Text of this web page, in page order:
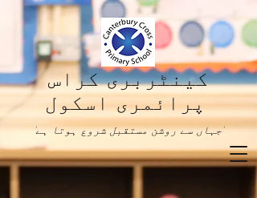
کینٹربری کراس
پرائمری اسکول
'جہاں سے روشن مستقبل شروع ہوتا ہے'